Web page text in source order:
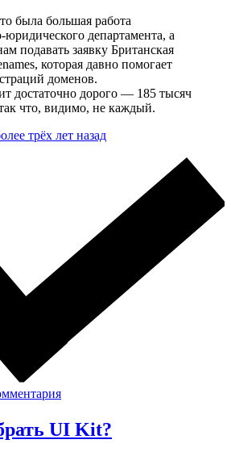
была большая работа
департамента, а
подавать заявку Британская
которая давно помогает
доменов.
достаточно дорого — 185 тысяч
что, видимо, не каждый.
трёх лет назад
UI Kit?